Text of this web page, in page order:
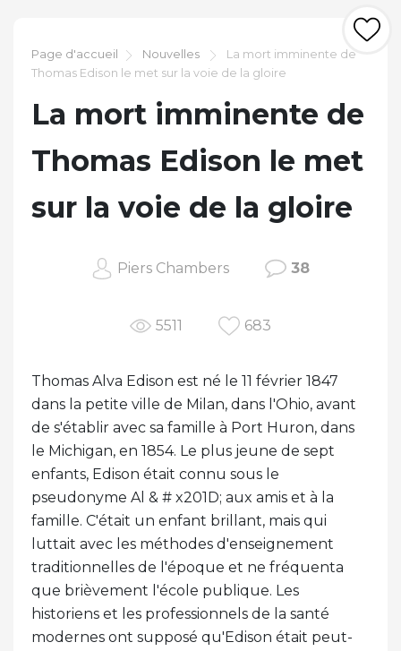
Page d'accueil Nouvelles
La mort imminente de
Thomas Edison le met sur la voie de la gloire
La mort imminente de
Thomas Edison le met
sur la voie de la gloire
Piers Chambers 38
5511 683
Thomas Alva Edison est né le 11 février 1847
dans la petite ville de Milan, dans l'Ohio, avant
de s'établir avec sa famille à Port Huron, dans
le Michigan, en 1854. Le plus jeune de sept
enfants, Edison était connu sous le
pseudonyme Al & # x201D; aux amis et à la
famille. C'était un enfant brillant, mais qui
luttait avec les méthodes d'enseignement
traditionnelles de l'époque et ne fréquenta
que brièvement l'école publique. Les
historiens et les professionnels de la santé
modernes ont supposé qu'Edison était peut-